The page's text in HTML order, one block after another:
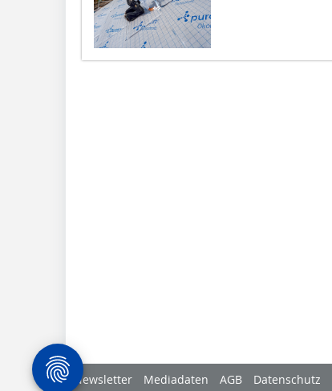
Newsletter Mediadaten AGB Datenschutz